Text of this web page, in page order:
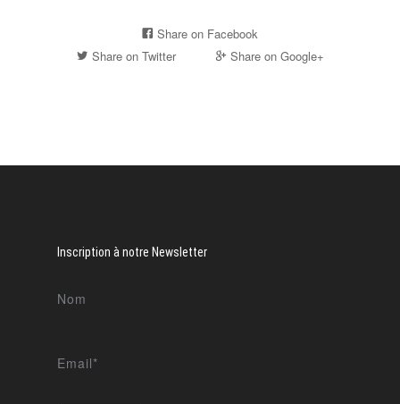
Share on Facebook
Share on Twitter
Share on Google+
Inscription à notre Newsletter